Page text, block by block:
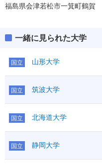
福島県会津若松市一箕町鶴賀
一緒に見られた大学
国立 山形大学
国立 筑波大学
国立 北海道大学
国立 静岡大学